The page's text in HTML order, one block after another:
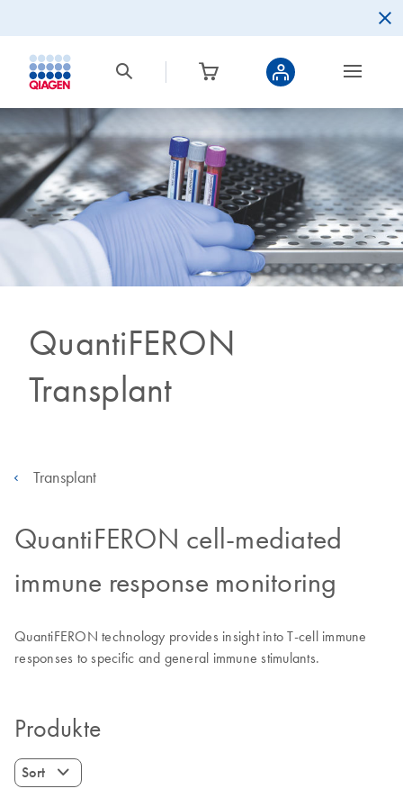
QuantiFERON
Transplant
Transplant
QuantiFERON cell-mediated
immune response monitoring
QuantiFERON technology provides insight into T-cell immune
responses to specific and general immune stimulants.
Produkte
Sort